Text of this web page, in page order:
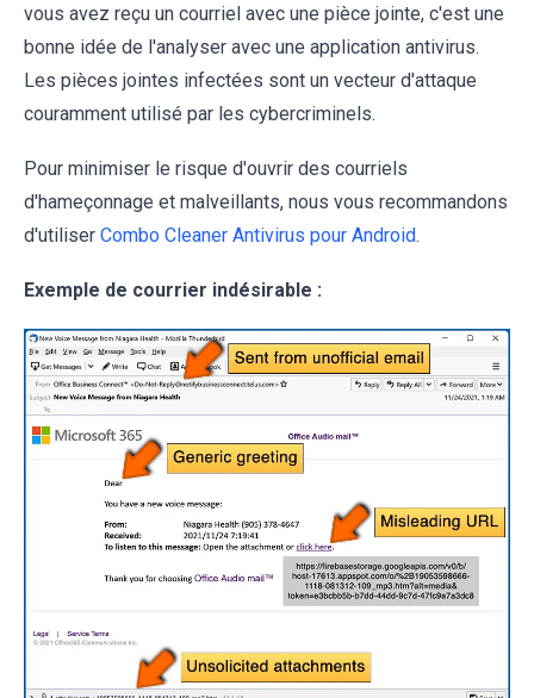
vous avez reçu un courriel avec une pièce jointe, c'est une
bonne idée de l'analyser avec une application antivirus.
Les pièces jointes infectées sont un vecteur d'attaque
couramment utilisé par les cybercriminels.
Pour minimiser le risque d'ouvrir des courriels
d'hameçonnage et malveillants, nous vous recommandons
d'utiliser Combo Cleaner Antivirus pour Android.
Exemple de courrier indésirable :